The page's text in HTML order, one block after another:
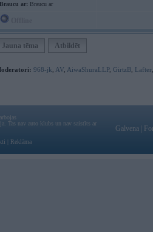
Braucu ar: Braucu ar
Jauna tēma Atbildēt
968-jk AV AiwaShuraLLP, GirtzB Lafter
Tas nav auto klubs un nav saistīts ar
Reklāma
Galvena